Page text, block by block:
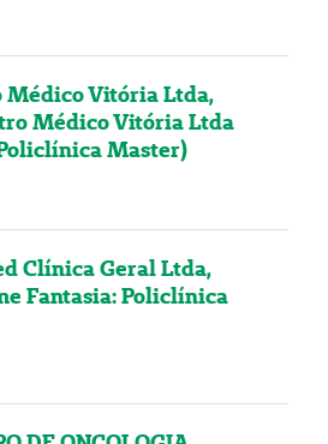
Médico Vitória Ltda,
Médico Vitória Ltda
Master)
Clínica Geral Ltda,
Fantasia: Policlínica